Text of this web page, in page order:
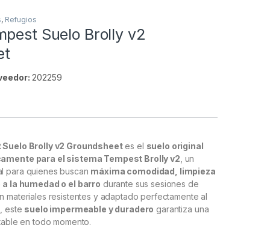
, Refugios
Suelo Brolly v2
202259
Brolly v2 Groundsheetes el suelo original
para el sistema Tempest Brolly v2 , un
para quienes buscan máxima comodidad, limpieza
la humedad o el barro durante sus sesiones de
materiales resistentes y adaptado perfectamente al
este suelo impermeable y duradero garantiza una
en todo momento.